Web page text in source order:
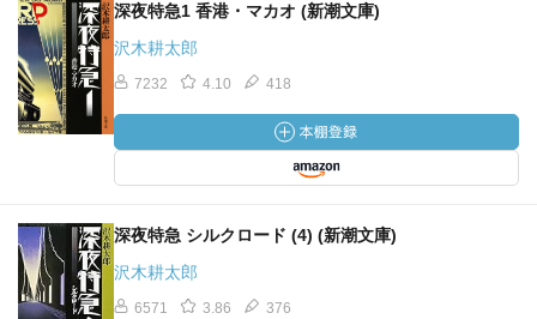
深夜特急1 香港・マカオ (新潮文庫)
沢木耕太郎
7232 4.10 418
深夜特急 シルクロード (4) (新潮文庫)
沢木耕太郎
6571 3.86 376